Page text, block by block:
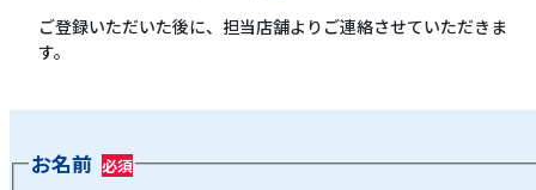
ご登録いただいた後に、担当店舗よりご連絡させていただきま
す。
お名前